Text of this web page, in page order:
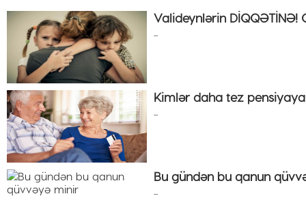
Valideynlərin DİQQƏTİNƏ!
Kimlər daha tez pensiyaya
Bu gündən bu qanun